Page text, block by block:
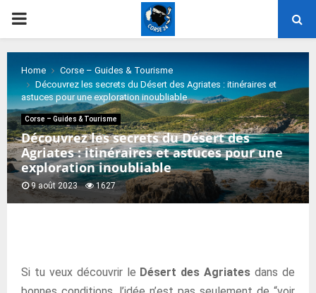
PRIMARY
MENU
Home
Corse – Guides & Tourisme
Découvrez les secrets du Désert des Agriates : itinéraires et
astuces pour une exploration inoubliable
Corse – Guides & Tourisme
Découvrez les secrets du Désert des
Agriates : itinéraires et astuces pour une
exploration inoubliable
9 août 2023 1627
Si tu veux découvrir le Désert des Agriates dans de